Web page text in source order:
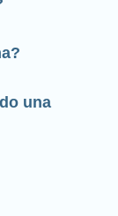
una